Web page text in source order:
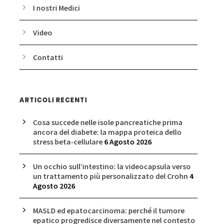
I nostri Medici
Video
Contatti
ARTICOLI RECENTI
Cosa succede nelle isole pancreatiche prima
ancora del diabete: la mappa proteica dello
stress beta-cellulare 6 Agosto 2026
Un occhio sull’intestino: la videocapsula verso
un trattamento più personalizzato del Crohn 4
Agosto 2026
MASLD ed epatocarcinoma: perché il tumore
epatico progredisce diversamente nel contesto